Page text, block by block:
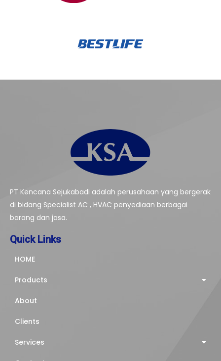
PT Kencana Sejukabadi adalah perusahaan yang bergerak
di bidang Specialist AC , HVAC penyediaan berbagai
barang dan jasa.
Quick Links
HOME
Products
About
Clients
Services